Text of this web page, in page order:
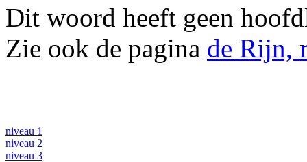
Dit woord heeft geen
Zie ook de pagina de Rijn,
niveau 1
niveau 2
niveau 3